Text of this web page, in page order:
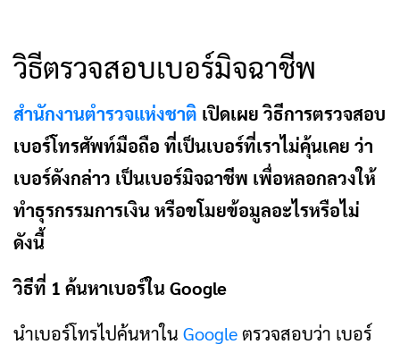
วิธีตรวจสอบเบอร์มิจฉาชีพ
สำนักงานตำรวจแห่งชาติ เปิดเผย วิธีการตรวจสอบ
เบอร์โทรศัพท์มือถือ ที่เป็นเบอร์ที่เราไม่คุ้นเคย ว่า
เบอร์ดังกล่าว เป็นเบอร์มิจฉาชีพ เพื่อหลอกลวงให้
ทำธุรกรรมการเงิน หรือขโมยข้อมูลอะไรหรือไม่
ดังนี้
วิธีที่ 1 ค้นหาเบอร์ใน Google
นำเบอร์โทรไปค้นหาใน Googleตรวจสอบว่า เบอร์